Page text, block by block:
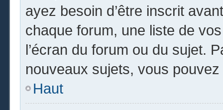
ayez besoin d’être inscrit
chaque forum, une liste de
l’écran du forum ou du sujet.
nouveaux sujets, vous
Haut